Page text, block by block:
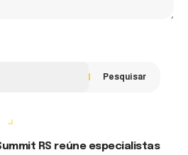
Pesquisar
RS reúne especialistas